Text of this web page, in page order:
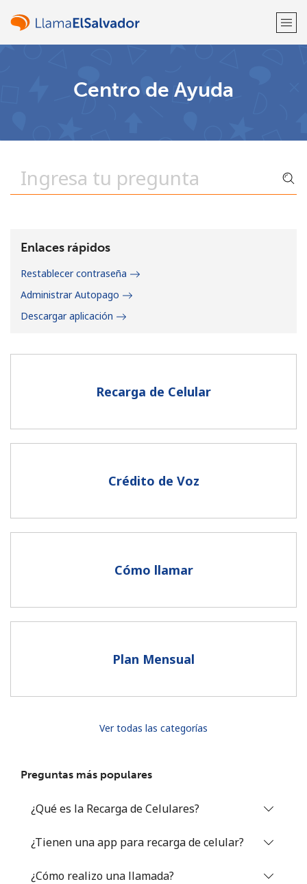
Un caracter especial
Al abrir una cuenta en este sitio web, estoy de acuerdo con
Centro de Ayuda
Recarga de Celular
Crédito de Voz
Cómo llamar
Plan Mensual
Ver todas las categorías
Preguntas más populares
¿Qué es la Recarga de Celulares?
¿Tienen una app para recarga de celular?
¿Cómo realizo una llamada?
Enlaces rápidos
Restablecer contraseña
Administrar Autopago
Descargar aplicación